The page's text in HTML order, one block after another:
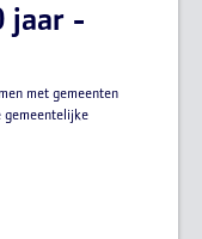
jaar -
met gemeenten
gemeentelijke